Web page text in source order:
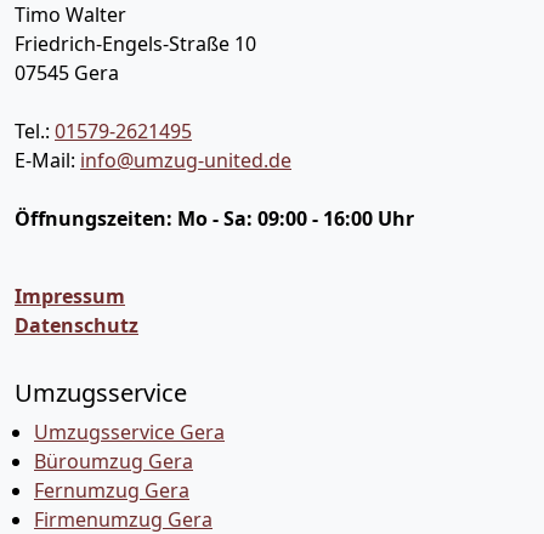
Timo Walter
Friedrich-Engels-Straße 10
07545 Gera
Tel.: 01579-2621495
E-Mail: info@umzug-united.de
Öffnungszeiten: Mo - Sa: 09:00 - 16:00 Uhr
Impressum
Datenschutz
Umzugsservice
Umzugsservice Gera
Büroumzug Gera
Fernumzug Gera
Firmenumzug Gera